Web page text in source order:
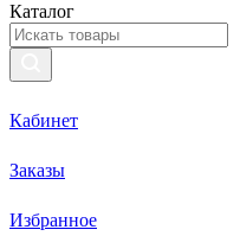
Каталог
Кабинет
Заказы
Избранное